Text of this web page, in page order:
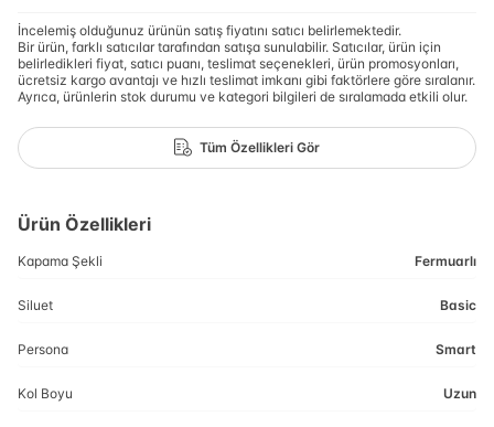
İncelemiş olduğunuz ürünün satış fiyatını satıcı belirlemektedir.
Bir ürün, farklı satıcılar tarafından satışa sunulabilir. Satıcılar, ürün için
belirledikleri fiyat, satıcı puanı, teslimat seçenekleri, ürün promosyonları,
ücretsiz kargo avantajı ve hızlı teslimat imkanı gibi faktörlere göre sıralanır.
Ayrıca, ürünlerin stok durumu ve kategori bilgileri de sıralamada etkili olur.
Tüm Özellikleri Gör
Ürün Özellikleri
Kapama Şekli Fermuarlı
Siluet Basic
Persona Smart
Kol Boyu Uzun